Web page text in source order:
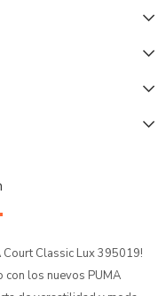
Classic Lux 395019!
con los nuevos PUMA